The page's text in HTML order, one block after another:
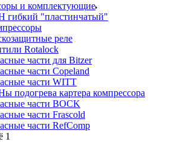
и комплектующие
гибкий "пластинчатый"
реле
Rotalock
части для Bitzer
части Copeland
части WITT
подогрева картера компрессора
части BOCK
части Frascold
части RefComp
1